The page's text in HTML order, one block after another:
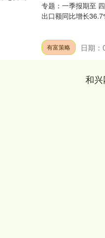
专题：一季报期至
出口额同比增长
有富策略 日期：
和